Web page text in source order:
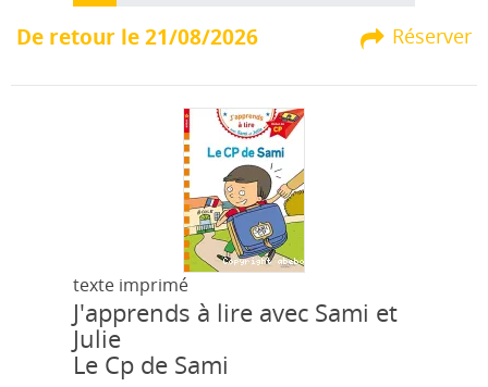
Réserver
De retour le 21/08/2026
texte imprimé
J'apprends à lire avec Sami et
Julie
Le Cp de Sami